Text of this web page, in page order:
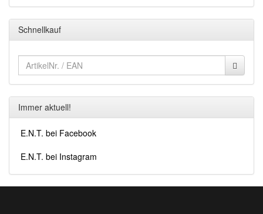
Schnellkauf
Immer aktuell!
E.N.T. bei Facebook
E.N.T. bei Instagram